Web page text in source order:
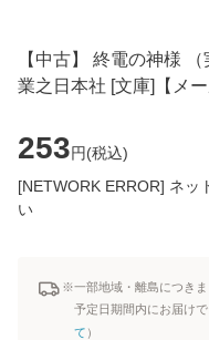
【中古】 終電の神様
業之日本社 [文庫]【メー
253円(税込)
[NETWORK ERROR] ネッ
い
※一部地域・離島につき
予定日期間内にお届け
て ）